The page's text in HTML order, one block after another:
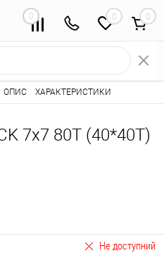
0 0
товарів ⭐ • Серцевини
7x7 80T (40*40T)
ОПИС ХАРАКТЕРИСТИКИ
Не доступний